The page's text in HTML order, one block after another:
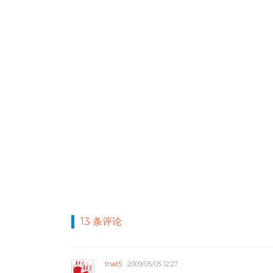
13 条评论
that5 2009/05/05 12:27